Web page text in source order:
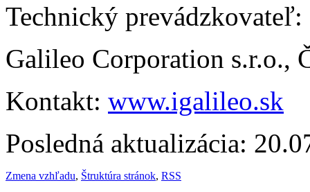
Technický prevádzkovateľ:
Galileo Corporation s.r.o.,
Kontakt: www.igalileo.sk
Posledná aktualizácia:
Zmena vzhľadu, Štruktúra stránok, RSS